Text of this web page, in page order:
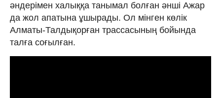
әндерімен халыққа танымал болған әнші Ажар
да жол апатына ұшырады. Ол мінген көлік
Алматы-Талдықорған трассасының бойында
талға соғылған.